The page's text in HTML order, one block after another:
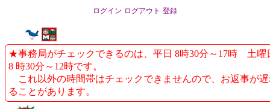
ログイン ログアウト 登録
★事務局がチェックできるのは、平日 8時30分～17時 土曜
8 時30分～12時です。
これ以外の時間帯はチェックできませんので、お返事が
ることがあります。